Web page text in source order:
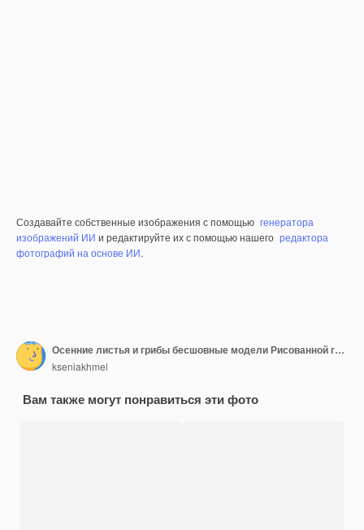
Создавайте собственные изображения с помощью генератора
изображений ИИ и редактируйте их с помощью нашего редактора
фотографий на основе ИИ.
Осенние листья и грибы бесшовные модели Рисованной грибы на фоне цвета слоновой кости повторять печать
kseniakhmel
Вам также могут понравиться эти фото